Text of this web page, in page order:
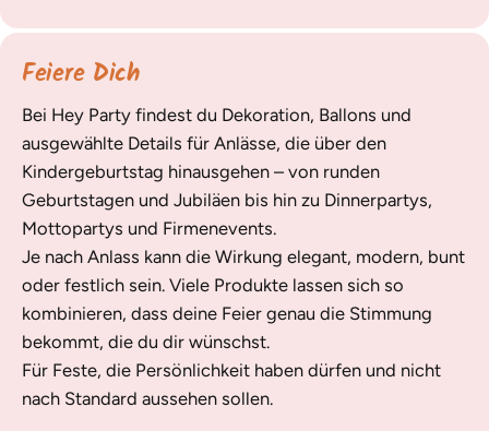
Feiere Dich
Bei Hey Party findest du Dekoration, Ballons und
ausgewählte Details für Anlässe, die über den
Kindergeburtstag hinausgehen – von runden
Geburtstagen und Jubiläen bis hin zu Dinnerpartys,
Mottopartys und Firmenevents.
Je nach Anlass kann die Wirkung elegant, modern, bunt
oder festlich sein. Viele Produkte lassen sich so
kombinieren, dass deine Feier genau die Stimmung
bekommt, die du dir wünschst.
Für Feste, die Persönlichkeit haben dürfen und nicht
nach Standard aussehen sollen.